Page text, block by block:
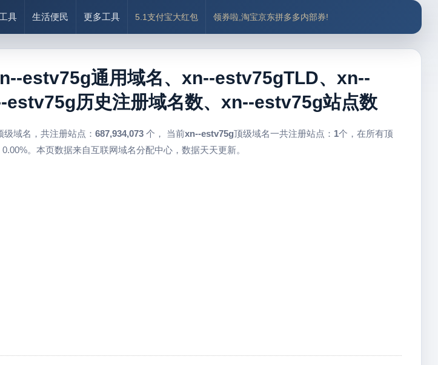
具 生活便民 更多工具 5.1支付宝大红包 领券啦,淘宝京东拼多多内部券!
estv75g通用域名、xn--estv75gTLD、xn--
历史注册域名数、xn--estv75g站点数
级域名，共注册站点： 687,934,073 个， 当前xn--estv75g顶级域名一共注册站点： 1个，在所有顶
。本页数据来自互联网域名分配中心，数据天天更新。